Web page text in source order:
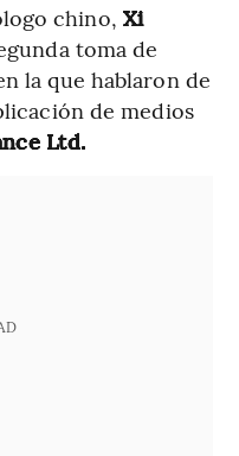
chino, Xi
toma de
la que hablaron de
de medios
Ltd.